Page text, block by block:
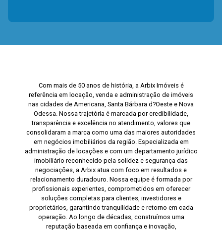
Com mais de 50 anos de história, a Arbix Imóveis é
referência em locação, venda e administração de imóveis
nas cidades de Americana, Santa Bárbara d?Oeste e Nova
Odessa. Nossa trajetória é marcada por credibilidade,
transparência e excelência no atendimento, valores que
consolidaram a marca como uma das maiores autoridades
em negócios imobiliários da região. Especializada em
administração de locações e com um departamento jurídico
imobiliário reconhecido pela solidez e segurança das
negociações, a Arbix atua com foco em resultados e
relacionamento duradouro. Nossa equipe é formada por
profissionais experientes, comprometidos em oferecer
soluções completas para clientes, investidores e
proprietários, garantindo tranquilidade e retorno em cada
operação. Ao longo de décadas, construímos uma
reputação baseada em confiança e inovação,